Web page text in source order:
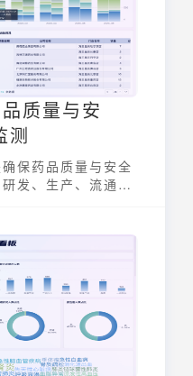
质量与安
测
保药品质量与安全
发、生产、流通和
内药物分析（药代
构建起一道坚实的